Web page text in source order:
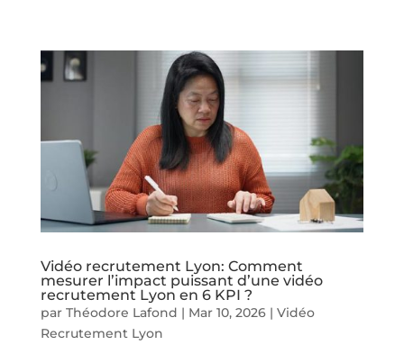
Vidéo recrutement Lyon: Comment
mesurer l’impact puissant d’une vidéo
recrutement Lyon en 6 KPI ?
par Théodore Lafond | Mar 10, 2026| Vidéo
Recrutement Lyon